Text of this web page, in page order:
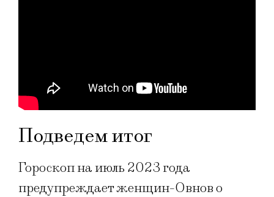
Подведем итог
Гороскоп на июль 2023 года
предупреждает женщин-Овнов о